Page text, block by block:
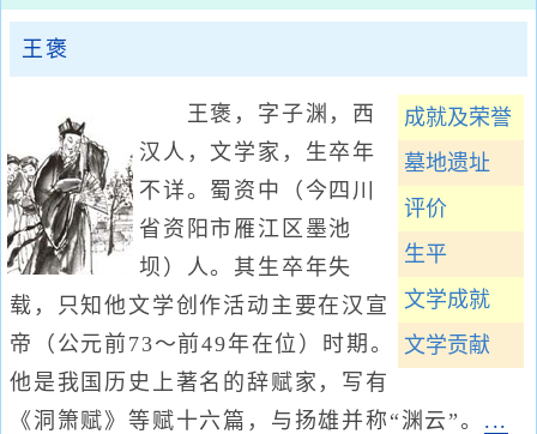
王褒
成就及荣誉
墓地遗址
评价
生平
文学成就
文学贡献
王褒，字子渊，西
汉人，文学家，生卒年
不详。蜀资中（今四川
省资阳市雁江区墨池
坝）人。其生卒年失
载，只知他文学创作活动主要在汉宣
帝（公元前73～前49年在位）时期。
他是我国历史上著名的辞赋家，写有
《洞箫赋》等赋十六篇，与扬雄并称“渊云”。 ...